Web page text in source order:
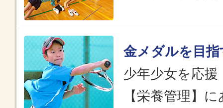
金メダルを目指
少年少女を応
【栄養管理】